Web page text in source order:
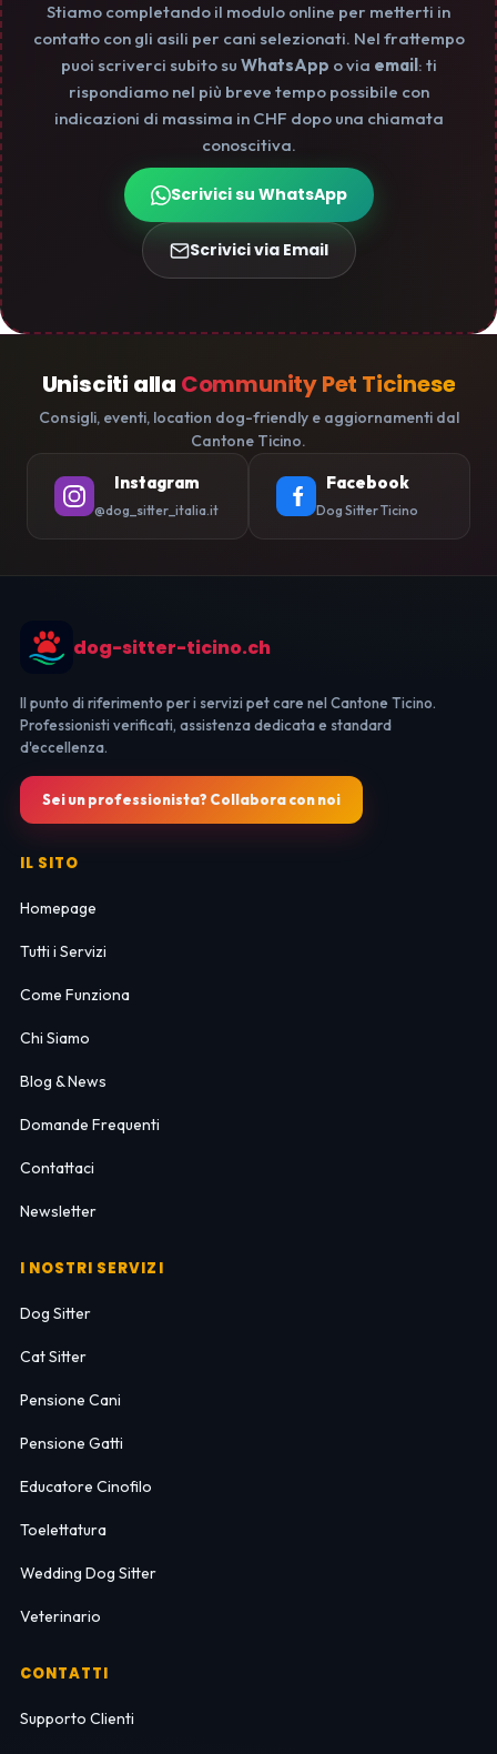
Stiamo completando il modulo online per metterti in
contatto con gli asili per cani selezionati. Nel frattempo
puoi scriverci subito su WhatsApp o via email: ti
rispondiamo nel più breve tempo possibile con
indicazioni di massima in CHF dopo una chiamata
conoscitiva.
Scrivici su WhatsApp
Scrivici via Email
Unisciti alla Community Pet Ticinese
Consigli, eventi, location dog-friendly e aggiornamenti dal
Cantone Ticino.
Instagram
@dog_sitter_italia.it
Facebook
Dog Sitter Ticino
dog-sitter-ticino.ch
Il punto di riferimento per i servizi pet care nel Cantone Ticino.
Professionisti verificati, assistenza dedicata e standard
d'eccellenza.
Sei un professionista? Collabora con noi
IL SITO
Homepage
Tutti i Servizi
Come Funziona
Chi Siamo
Blog & News
Domande Frequenti
Contattaci
Newsletter
I NOSTRI SERVIZI
Dog Sitter
Cat Sitter
Pensione Cani
Pensione Gatti
Educatore Cinofilo
Toelettatura
Wedding Dog Sitter
Veterinario
CONTATTI
Supporto Clienti